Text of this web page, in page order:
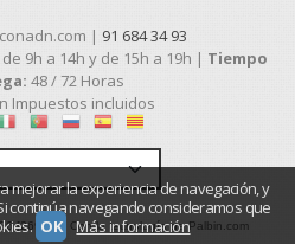
| 91 684 34 93
9h a 14h y de 15h a 19h | Tiempo
48 / 72 Horas
Impuestos incluidos
[26920] - Con la tecnología de Palbin.com
mejorar la experiencia de navegación, y
continúa navegando consideramos que
OK Más información